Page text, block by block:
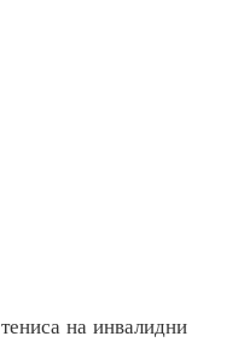
на инвалидни